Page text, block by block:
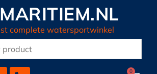
complete watersportwinkel
0